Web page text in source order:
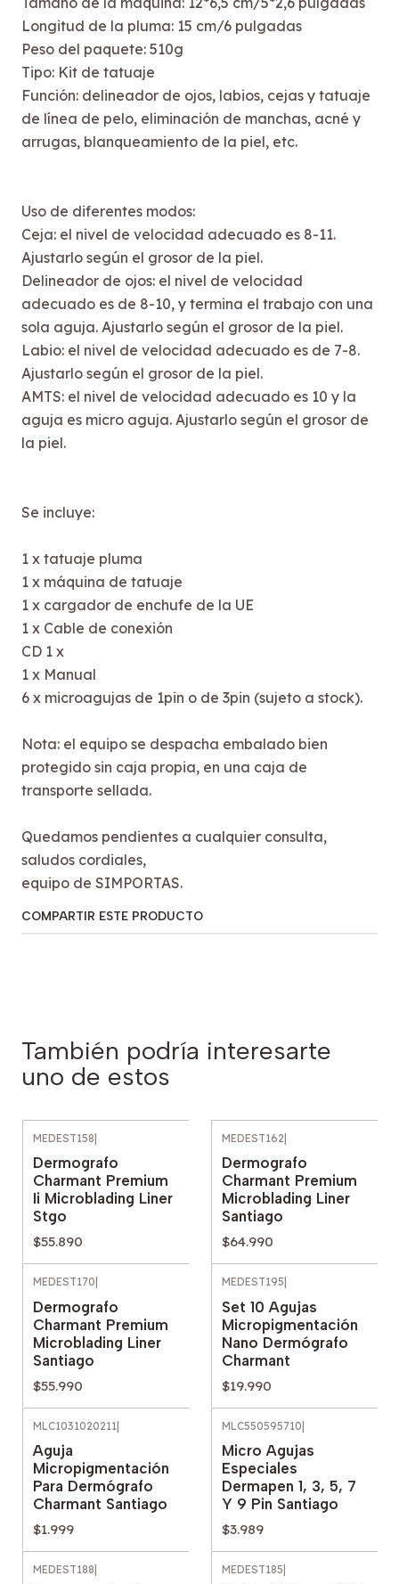
Longitud de la pluma: 15 cm/6 pulgadas
Peso del paquete: 510g
Tipo: Kit de tatuaje
Función: delineador de ojos, labios, cejas y tatuaje
de línea de pelo, eliminación de manchas, acné y
arrugas, blanqueamiento de la piel, etc.
Uso de diferentes modos:
Ceja: el nivel de velocidad adecuado es 8-11.
Ajustarlo según el grosor de la piel.
Delineador de ojos: el nivel de velocidad
adecuado es de 8-10, y termina el trabajo con una
sola aguja. Ajustarlo según el grosor de la piel.
Labio: el nivel de velocidad adecuado es de 7-8.
Ajustarlo según el grosor de la piel.
AMTS: el nivel de velocidad adecuado es 10 y la
aguja es micro aguja. Ajustarlo según el grosor de
la piel.
Se incluye:
1 x tatuaje pluma
1 x máquina de tatuaje
1 x cargador de enchufe de la UE
1 x Cable de conexión
CD 1 x
1 x Manual
6 x microagujas de 1pin o de 3pin (sujeto a stock).
Nota: el equipo se despacha embalado bien
protegido sin caja propia, en una caja de
transporte sellada.
Quedamos pendientes a cualquier consulta,
saludos cordiales,
equipo de SIMPORTAS.
COMPARTIR ESTE PRODUCTO
También podría interesarte
uno de estos
MEDEST158
Dermografo
Charmant Premium
Ii Microblading Liner
Stgo
$55.890
MEDEST162
Dermografo
Charmant Premium
Microblading Liner
Santiago
$64.990
MEDEST170
Dermografo
Charmant Premium
Microblading Liner
Santiago
$55.990
MEDEST195
Set 10 Agujas
Micropigmentación
Nano Dermógrafo
Charmant
$19.990
MLC1031020211
Aguja
Micropigmentación
Para Dermógrafo
Charmant Santiago
$1.999
MLC550595710
Micro Agujas
Especiales
Dermapen 1, 3, 5, 7
Y 9 Pin Santiago
$3.989
MEDEST188 MEDEST185